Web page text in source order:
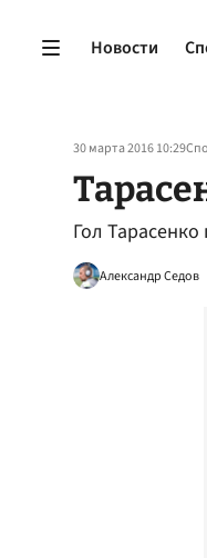
Новости
30 марта 2016 10:29
Гол
Александр Седов